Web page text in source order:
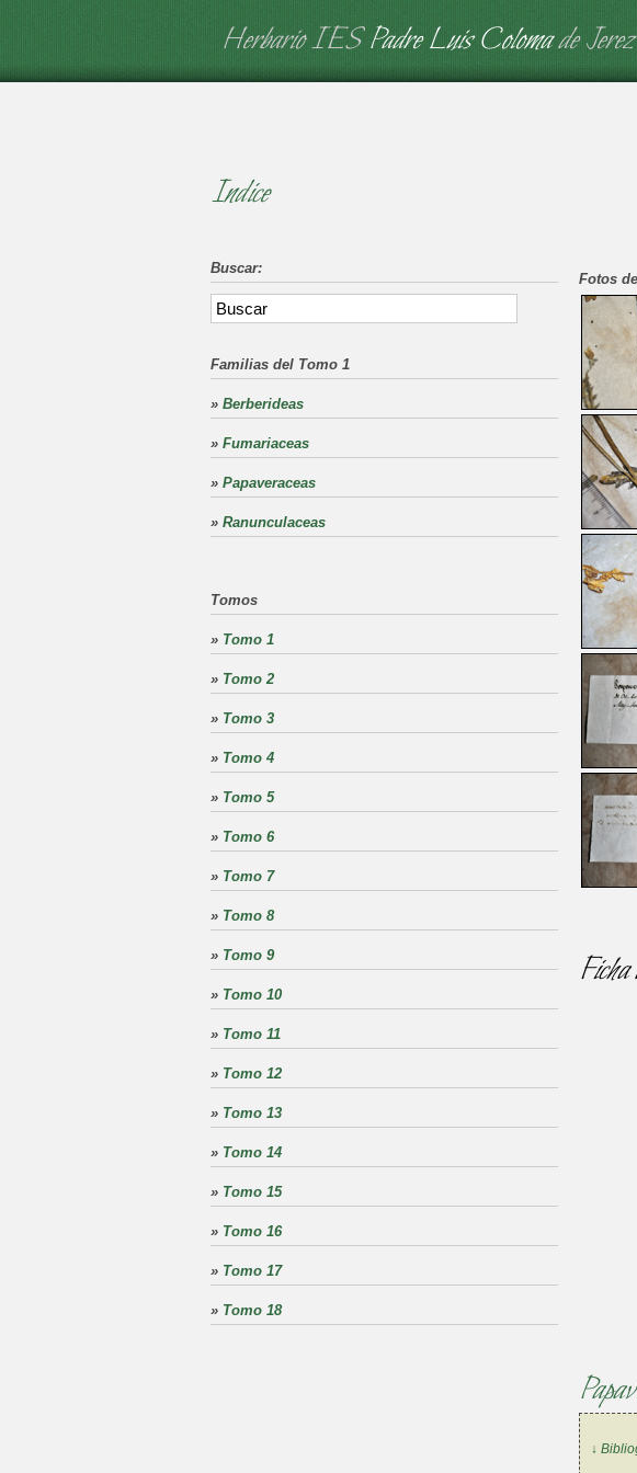
Herbario IES Padre Luis Colomade Jerez
Fotos
↓
Indice
Buscar:
Familias del Tomo 1
» Berberideas
» Fumariaceas
» Papaveraceas
» Ranunculaceas
Tomos
» Tomo 1
» Tomo 2
» Tomo 3
» Tomo 4
» Tomo 5
» Tomo 6
» Tomo 7
» Tomo 8
» Tomo 9
» Tomo 10
» Tomo 11
» Tomo 12
» Tomo 13
» Tomo 14
» Tomo 15
» Tomo 16
» Tomo 17
» Tomo 18